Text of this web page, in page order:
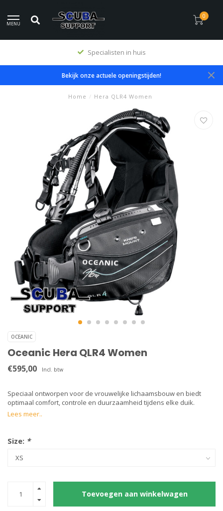
MENU
0
Specialisten in huis
Bekijk onze actuele openingstijden!
Home / Hera QLR4 Women
OCEANIC
Oceanic Hera QLR4 Women
€595,00 Incl. btw
Speciaal ontworpen voor de vrouwelijke lichaamsbouw en biedt
optimaal comfort, controle en duurzaamheid tijdens elke duik.
Lees meer..
Size: *
Toevoegen aan winkelwagen